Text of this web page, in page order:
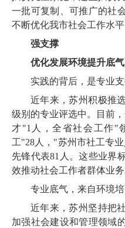
一批可复制、可推广的社
不断优化我市社会工作水
强支撑
优化发展环境提升底气
实践的背后，是专业支
近年来，苏州积极推
级别的专业评选中。目前
才"1人，全省社会工作"
工"28人，"苏州市社工专
先锋代表81人。这些业界
效推动社会工作者群体业务
专业底气，来自环境培
近年来，苏州坚持把
加强社会建设和管理领域